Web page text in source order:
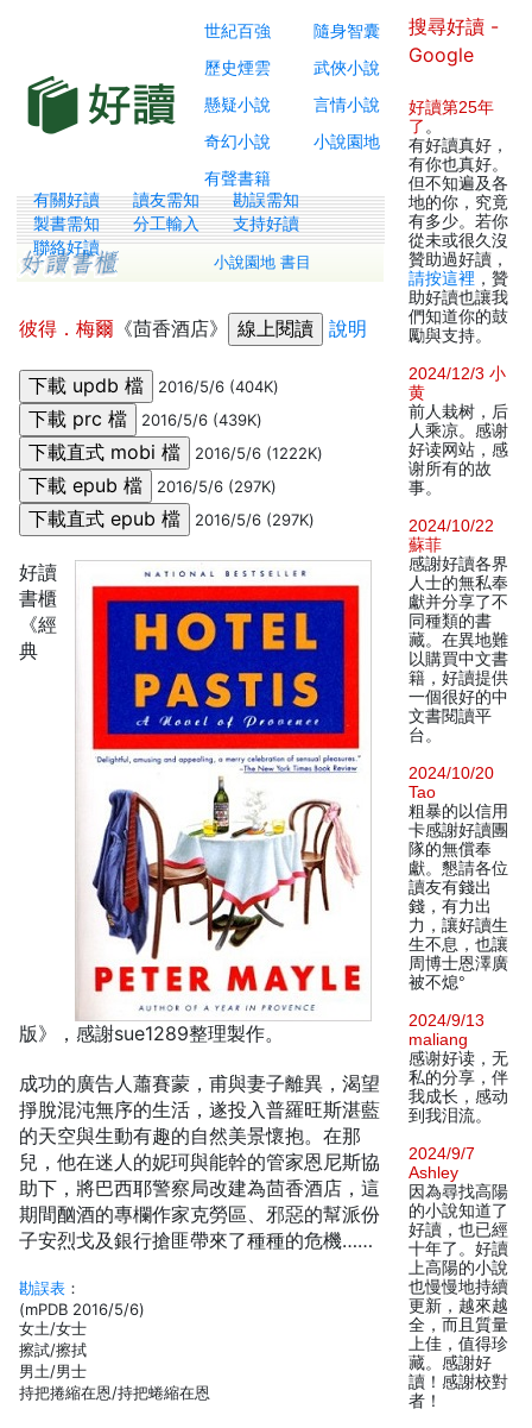
世紀百強
隨身智囊
歷史煙雲
武俠小說
懸疑小說
言情小說
奇幻小說
小說園地
有聲書籍
有關好讀 讀友需知
勘誤需知
製書需知
分工輸入
支持好讀
聯絡好讀
小說園地 書目
彼得．梅爾 《茴香酒店》 說明
2016/5/6 (404K)
2016/5/6 (439K)
2016/5/6 (1222K)
2016/5/6 (297K)
2016/5/6 (297K)
好讀
書櫃
《經
典
版》，感謝sue1289整理製作。
成功的廣告人蕭賽蒙，甫與妻子離異，渴望
掙脫混沌無序的生活，遂投入普羅旺斯湛藍
的天空與生動有趣的自然美景懷抱。在那
兒，他在迷人的妮珂與能幹的管家恩尼斯協
助下，將巴西耶警察局改建為茴香酒店，這
期間酗酒的專欄作家克勞區、邪惡的幫派份
子安烈戈及銀行搶匪帶來了種種的危機……
勘誤表 ：
(mPDB 2016/5/6)
女土/女士
擦試/擦拭
男土/男士
持把捲縮在恩/持把蜷縮在恩
搜尋好讀 -
Google
好讀第25年
了 。
有好讀真好，
有你也真好。
但不知遍及各
地的你，究竟
有多少。若你
從未或很久沒
贊助過好讀，
請按這裡 ，贊
助好讀也讓我
們知道你的鼓
勵與支持。
2024/12/3 小
黄
前人栽树，后
人乘凉。感谢
好读网站，感
谢所有的故
事。
2024/10/22
蘇菲
感謝好讀各界
人士的無私奉
獻并分享了不
同種類的書
藏。在異地難
以購買中文書
籍，好讀提供
一個很好的中
文書閱讀平
台。
2024/10/20
Tao
粗暴的以信用
卡感謝好讀團
隊的無償奉
獻。懇請各位
讀友有錢出
錢，有力出
力，讓好讀生
生不息，也讓
周博士恩澤廣
被不熄°
2024/9/13
maliang
感谢好读，无
私的分享，伴
我成长，感动
到我泪流。
2024/9/7
Ashley
因為尋找高陽
的小說知道了
好讀，也已經
十年了。好讀
上高陽的小說
也慢慢地持續
更新，越來越
全，而且質量
上佳，值得珍
藏。感謝好
讀！感謝校對
者！